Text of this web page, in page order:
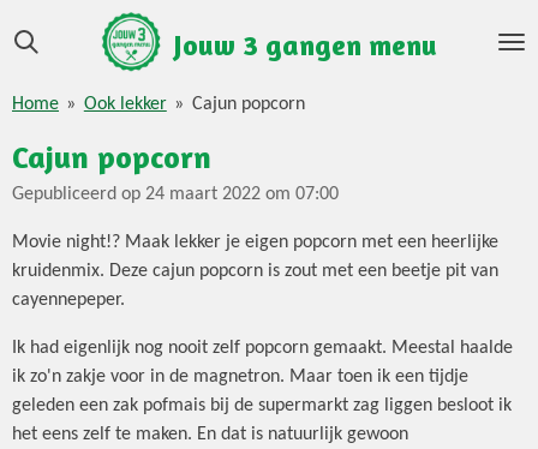
direct
de
Jouw 3 gangen menu
Home » Ook lekker » Cajun popcorn
Cajun popcorn
Gepubliceerd op 24 maart 2022 om 07:00
Movie night!? Maak lekker je eigen popcorn met een heerlijke
kruidenmix. Deze cajun popcorn is zout met een beetje pit van
cayennepeper.
Ik had eigenlijk nog nooit zelf popcorn gemaakt. Meestal haalde
ik zo'n zakje voor in de magnetron. Maar toen ik een tijdje
geleden een zak pofmais bij de supermarkt zag liggen besloot ik
het eens zelf te maken. En dat is natuurlijk gewoon